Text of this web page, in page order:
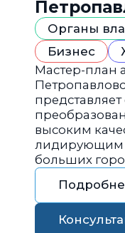
Органы
Бизнес
Мастер-план
представляет
высоким
лидирующим
больших